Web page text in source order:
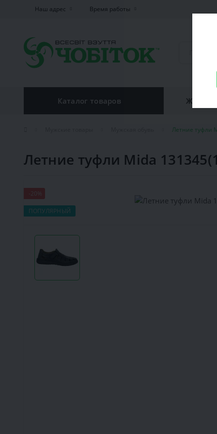
Наш адрес Время работы
Каталог товаров
Летние туфли
Летние туфли Mida
-20%
ПОПУЛЯРНЫЙ